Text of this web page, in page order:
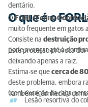
Qual é o
dentário.
O que é o
O FORL (Feline
muito frequente em gatos
Consiste na destruição
pode avançar até à
Este processo provoca
deixando apenas a raiz.
Estima-se que cerca de
deste problema, embora
(com exceção da raça
Também é conhecido
Lesão resortiva do